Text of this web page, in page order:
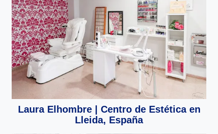
Laura Elhombre | Centro de Estética en
Lleida, España